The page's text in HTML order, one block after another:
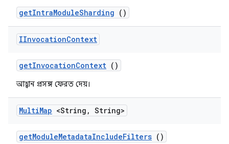
getIntraModuleSharding ()
IInvocationContext
getInvocationContext ()
আহ্বান প্রসঙ্গ ফেরত দেয়।
MultiMap <String , String>
getModuleMetadataIncludeFilters ()